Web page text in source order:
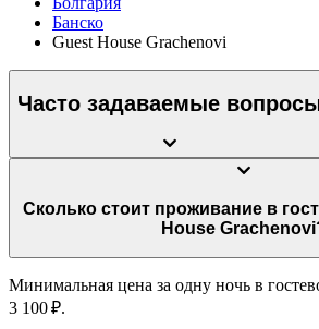
Банско
Guest House Grachenovi
Часто задаваемые
Сколько стоит проживание в гостевом доме Guest
House
Минимальная цена за одну ночь в
3 100 ₽.